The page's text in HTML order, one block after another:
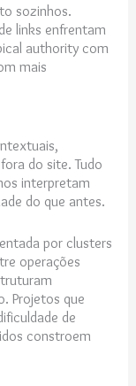
sozinhos.
links enfrentam
authority com
mais
do site. Tudo
interpretam
do que antes.
por clusters
operações
Projetos que
de
constroem